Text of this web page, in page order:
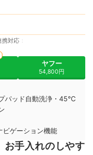
携対応
ヤフー
54,800円
パッド自動洗浄・45℃
ビゲーション機能
お手入れのしやす